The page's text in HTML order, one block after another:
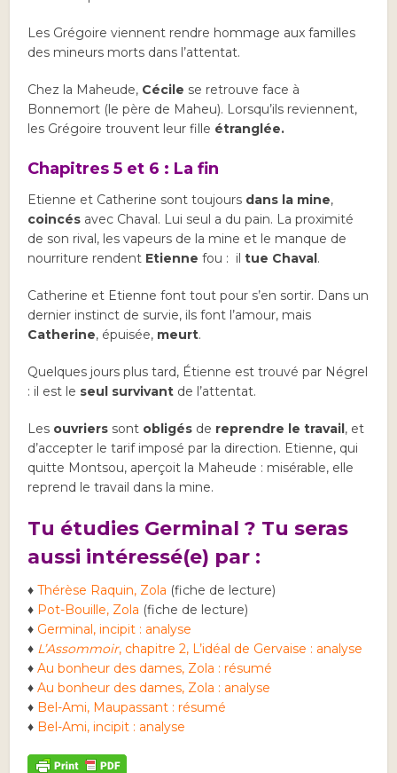
Les Grégoire viennent rendre hommage aux familles
des mineurs morts dans l’attentat.
Chez la Maheude, Cécile se retrouve face à
Bonnemort (le père de Maheu). Lorsqu’ils reviennent,
les Grégoire trouvent leur fille étranglée.
Chapitres 5 et 6 : La fin
Etienne et Catherine sont toujours dans la mine,
coincés avec Chaval. Lui seul a du pain. La proximité
de son rival, les vapeurs de la mine et le manque de
nourriture rendent Etienne fou : iltue Chaval.
Catherine et Etienne font tout pour s’en sortir. Dans un
dernier instinct de survie, ils font l’amour, mais
Catherine, épuisée, meurt.
Quelques jours plus tard, Étienne est trouvé par Négrel
: il est le seul survivant de l’attentat.
Les ouvriers sont obligés de reprendre le travail, et
d’accepter le tarif imposé par la direction. Etienne, qui
quitte Montsou, aperçoit la Maheude : misérable, elle
reprend le travail dans la mine.
Tu étudies Germinal ? Tu seras
aussi intéressé(e) par :
♦Thérèse Raquin, Zola (fiche de lecture)
♦ Pot-Bouille, Zola (fiche de lecture)
♦ Germinal, incipit : analyse
♦ L’Assommoir, chapitre 2, L’idéal de Gervaise : analyse
♦Au bonheur des dames, Zola : résumé
♦Au bonheur des dames, Zola : analyse
♦ Bel-Ami, Maupassant : résumé
♦ Bel-Ami, incipit : analyse